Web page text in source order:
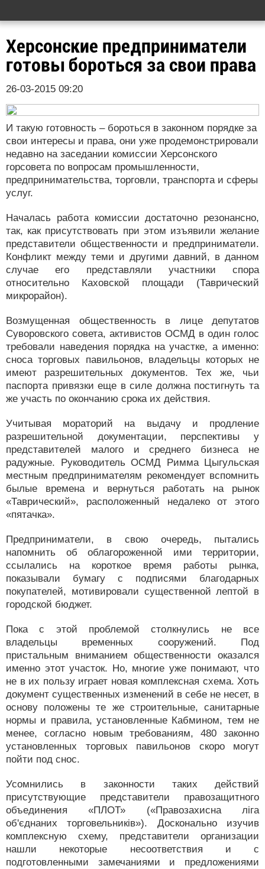
Херсонские предприниматели
готовы бороться за свои права
26-03-2015 09:20
И такую готовность – бороться в законном порядке за
свои интересы и права, они уже продемонстрировали
недавно на заседании комиссии Херсонского
горсовета по вопросам промышленности,
предпринимательства, торговли, транспорта и сферы
услуг.
Началась работа комиссии достаточно резонансно,
так, как присутствовать при этом изъявили желание
представители общественности и предприниматели.
Конфликт между теми и другими давний, в данном
случае его представляли участники спора
относительно Каховской площади (Таврический
микрорайон).
Возмущенная общественность в лице депутатов
Суворовского совета, активистов ОСМД в один голос
требовали наведения порядка на участке, а именно:
сноса торговых павильонов, владельцы которых не
имеют разрешительных документов. Тех же, чьи
паспорта привязки еще в силе должна постигнуть та
же участь по окончанию срока их действия.
Учитывая мораторий на выдачу и продление
разрешительной документации, перспективы у
представителей малого и среднего бизнеса не
радужные. Руководитель ОСМД Римма Цыгульская
местным предпринимателям рекомендует вспомнить
былые времена и вернуться работать на рынок
«Таврический», расположенный недалеко от этого
«пятачка».
Предприниматели, в свою очередь, пытались
напомнить об облагороженной ими территории,
ссылались на короткое время работы рынка,
показывали бумагу с подписями благодарных
покупателей, мотивировали существенной лептой в
городской бюджет.
Пока с этой проблемой столкнулись не все
владельцы временных сооружений. Под
пристальным вниманием общественности оказался
именно этот участок. Но, многие уже понимают, что
не в их пользу играет новая комплексная схема. Хоть
документ существенных изменений в себе не несет, в
основу положены те же строительные, санитарные
нормы и правила, установленные Кабмином, тем не
менее, согласно новым требованиям, 480 законно
установленных торговых павильонов скоро могут
пойти под снос.
Усомнились в законности таких действий
присутствующие представители правозащитного
объединения «ПЛОТ» («Правозахисна ліга
об'єднаних торговельників»). Досконально изучив
комплексную схему, представители организации
нашли некоторые несоответствия и с
подготовленными замечаниями и предложениями